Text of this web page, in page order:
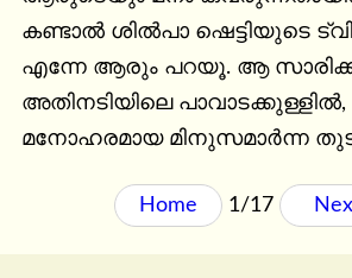
കണ്ടാൽ ശിൽപാ ഷെട്ടിയുടെ
എന്നേ ആരും പറയൂ. ആ
അതിനടിയിലെ
മനോഹരമായ മിനുസമാർന്ന
Home 1/17